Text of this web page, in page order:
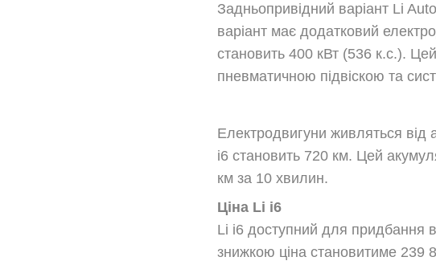
Задньопривідний варіант Li
варіант має додатковий
становить 400 кВт (536 к.с.).
пневматичною підвіскою та
Електродвигуни живляться від
i6 становить 720 км. Цей
км за 10 хвилин.
Ціна Li i6
Li i6 доступний для придбання
знижкою ціна становитиме